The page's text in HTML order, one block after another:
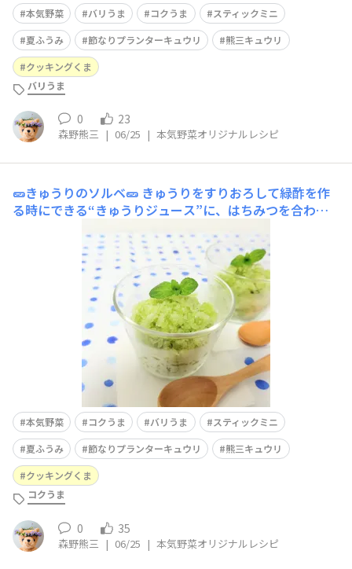
本気野菜 バリうま コクうま
スティックミニ
夏ふうみ
節なりプランターキュウリ
熊三キュウリ
クッキングくま
バリうま
0 23
森野熊三 | 06/25 | 本気野菜オリジナルレシピ
🥒きゅうりのソルベ🥒 きゅうりをすりおろして緑酢を作
る時にできる“きゅうりジュース”に、はちみつを合わせ
ちみつ=メロン』という噂を聞いたことがあったので、ほ
のかに期待していましたʕ⁠ ⁠ꈍ⁠ᴥ⁠ꈍ⁠ʔ♫実際は、キュウリでも
なく、メロンでもなく、マクワウリでも
本気野菜 コクうま バリうま
スティックミニ
夏ふうみ
節なりプランターキュウリ
熊三キュウリ
クッキングくま
コクうま
0 35
森野熊三 | 06/25 | 本気野菜オリジナルレシピ